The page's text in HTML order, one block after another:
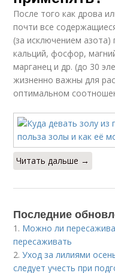
После того как дрова
почти все
(за исключением азота)
кальций, фосфор,
марганец и др. (до 30
жизненно важны для
оптимальном
Читать дальше →
Последние
1. Можно ли
пересаживать
2.Уход за лилиями
следует учесть при